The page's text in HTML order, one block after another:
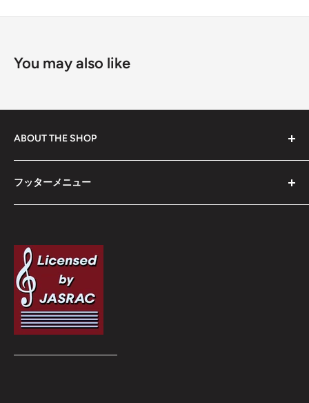
You may also like
ABOUT THE SHOP
イトです。
フッターメニュー
Privacy Policy
利用規約